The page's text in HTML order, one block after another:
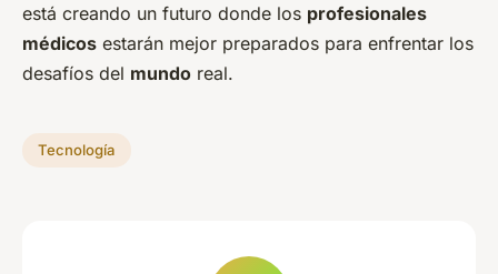
está creando un futuro donde los profesionales
médicos estarán mejor preparados para enfrentar los
desafíos del mundo real.
Tecnología